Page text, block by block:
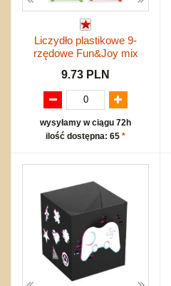
Liczydło plastikowe 9-
rzędowe Fun&Joy mix
9.73 PLN
wysyłamy w ciągu 72h
ilość dostępna: 65 *